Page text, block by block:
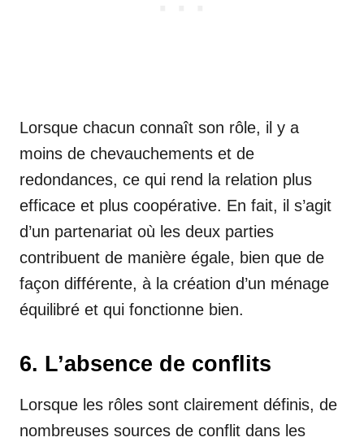
Lorsque chacun connaît son rôle, il y a
moins de chevauchements et de
redondances, ce qui rend la relation plus
efficace et plus coopérative. En fait, il s’agit
d’un partenariat où les deux parties
contribuent de manière égale, bien que de
façon différente, à la création d’un ménage
équilibré et qui fonctionne bien.
6. L’absence de conflits
Lorsque les rôles sont clairement définis, de
nombreuses sources de conflit dans les